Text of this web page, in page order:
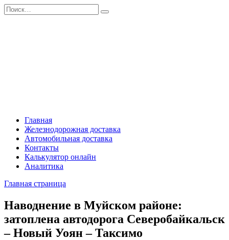
Перейти
к
Search
for:
Главная
Железнодорожная доставка
Автомобильная доставка
Контакты
Калькулятор онлайн
Аналитика
Главная страница
Наводнение в Муйском районе:
затоплена автодорога Северобайкальск
– Новый Уоян – Таксимо